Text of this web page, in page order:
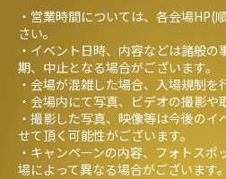
・営業時間については、各会場HP(
さい。
・イベント日時、内容などは諸般
期、中止となる場合がございます。
・会場が混雑した場合、入場規制を
・会場内にて写真、ビデオの撮影や
・撮影した写真、映像等は今後の
せて頂く可能性がございます。
・キャンペーンの内容、フォトス
場によって異なる場合がございます。